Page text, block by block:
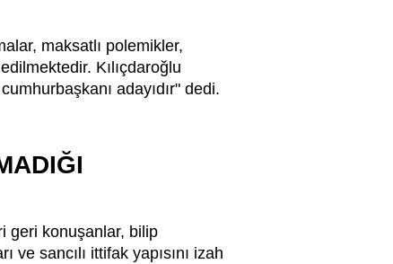
maksatlı polemikler,
Kılıçdaroğlu
adayıdır" dedi.
geri konuşanlar, bilip
sancılı ittifak yapısını izah